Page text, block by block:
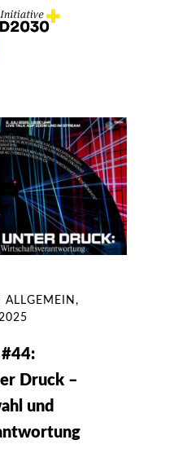
ALLGEMEIN ,
#44:
Druck –
und